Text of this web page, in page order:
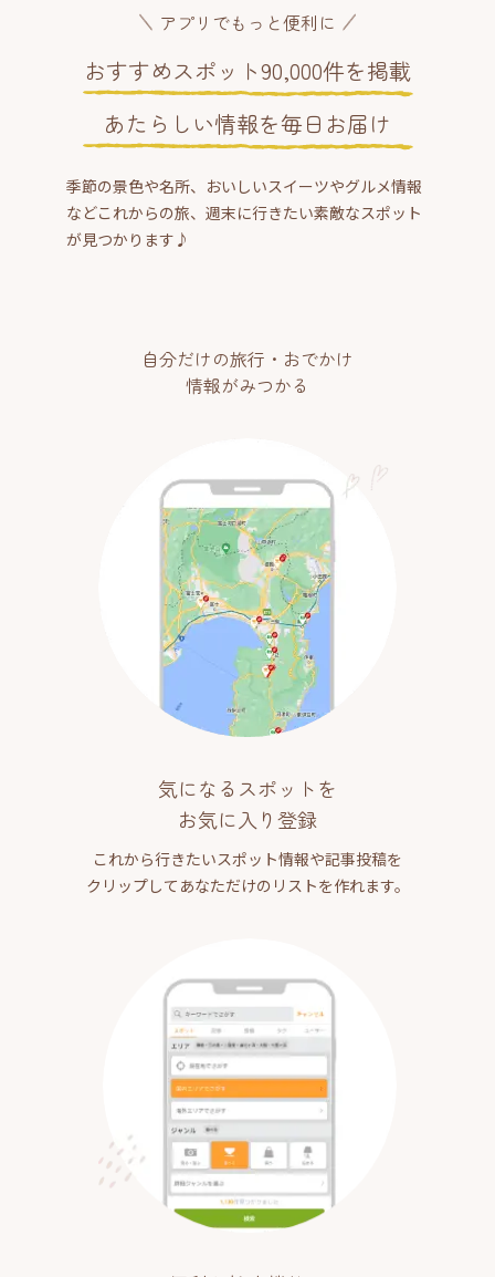
アプリでもっと便利に
おすすめスポット90,000件を掲載
あたらしい情報を毎日お届け
季節の景色や名所、おいしいスイーツやグルメ情報
などこれからの旅、週末に行きたい素敵なスポット
が見つかります♪
自分だけの旅行・おでかけ
情報がみつかる
気になるスポットを
お気に入り登録
これから行きたいスポット情報や記事投稿を
クリップしてあなただけのリストを作れます。